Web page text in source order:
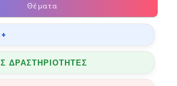
Θέματα
ΔΡΑΣΤΗΡΙΌΤΗΤΕΣ